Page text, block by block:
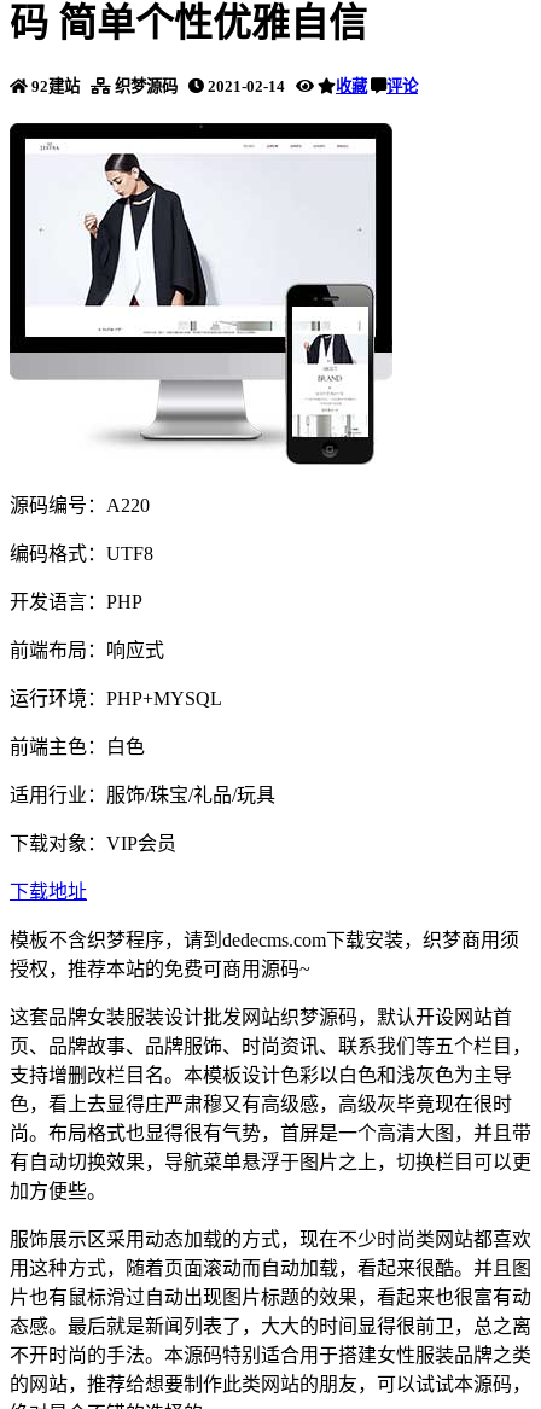
码 简单个性优雅自信
92建站 织梦源码 2021-02-14 收藏 评论
源码编号：A220
编码格式：UTF8
开发语言：PHP
前端布局：响应式
运行环境：PHP+MYSQL
前端主色：白色
适用行业：服饰/珠宝/礼品/玩具
下载对象：VIP会员
下载地址
模板不含织梦程序，请到dedecms.com下载安装，织梦商用须
授权，推荐本站的免费可商用源码~
这套品牌女装服装设计批发网站织梦源码，默认开设网站首
页、品牌故事、品牌服饰、时尚资讯、联系我们等五个栏目，
支持增删改栏目名。本模板设计色彩以白色和浅灰色为主导
色，看上去显得庄严肃穆又有高级感，高级灰毕竟现在很时
尚。布局格式也显得很有气势，首屏是一个高清大图，并且带
有自动切换效果，导航菜单悬浮于图片之上，切换栏目可以更
加方便些。
服饰展示区采用动态加载的方式，现在不少时尚类网站都喜欢
用这种方式，随着页面滚动而自动加载，看起来很酷。并且图
片也有鼠标滑过自动出现图片标题的效果，看起来也很富有动
态感。最后就是新闻列表了，大大的时间显得很前卫，总之离
不开时尚的手法。本源码特别适合用于搭建女性服装品牌之类
的网站，推荐给想要制作此类网站的朋友，可以试试本源码，